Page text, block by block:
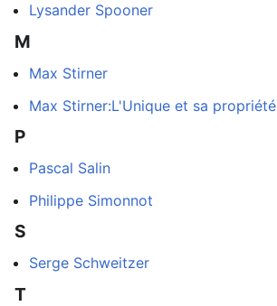
Lysander Spooner
M
Max Stirner
Max Stirner:L'Unique et sa propriété
P
Pascal Salin
Philippe Simonnot
S
Serge Schweitzer
T